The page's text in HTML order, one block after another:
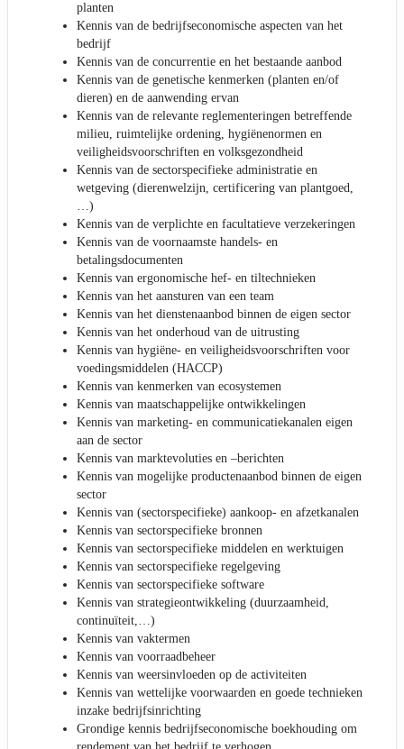
planten
Kennis van de bedrijfseconomische aspecten van het
bedrijf
Kennis van de concurrentie en het bestaande aanbod
Kennis van de genetische kenmerken (planten en/of
dieren) en de aanwending ervan
Kennis van de relevante reglementeringen betreffende
milieu, ruimtelijke ordening, hygiënenormen en
veiligheidsvoorschriften en volksgezondheid
Kennis van de sectorspecifieke administratie en
wetgeving (dierenwelzijn, certificering van plantgoed,
…)
Kennis van de verplichte en facultatieve verzekeringen
Kennis van de voornaamste handels- en
betalingsdocumenten
Kennis van ergonomische hef- en tiltechnieken
Kennis van het aansturen van een team
Kennis van het dienstenaanbod binnen de eigen sector
Kennis van het onderhoud van de uitrusting
Kennis van hygiëne- en veiligheidsvoorschriften voor
voedingsmiddelen (HACCP)
Kennis van kenmerken van ecosystemen
Kennis van maatschappelijke ontwikkelingen
Kennis van marketing- en communicatiekanalen eigen
aan de sector
Kennis van marktevoluties en –berichten
Kennis van mogelijke productenaanbod binnen de eigen
sector
Kennis van (sectorspecifieke) aankoop- en afzetkanalen
Kennis van sectorspecifieke bronnen
Kennis van sectorspecifieke middelen en werktuigen
Kennis van sectorspecifieke regelgeving
Kennis van sectorspecifieke software
Kennis van strategieontwikkeling (duurzaamheid,
continuïteit,…)
Kennis van vaktermen
Kennis van voorraadbeheer
Kennis van weersinvloeden op de activiteiten
Kennis van wettelijke voorwaarden en goede technieken
inzake bedrijfsinrichting
Grondige kennis bedrijfseconomische boekhouding om